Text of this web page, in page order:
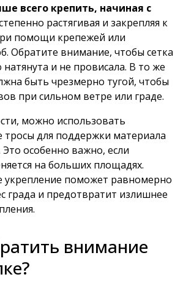
всего крепить, начиная с
растягивая и закрепляя к
помощи крепежей или
Обратите внимание, чтобы сетка
и не провисала. В то же
быть чрезмерно тугой, чтобы
при сильном ветре или граде.
можно использовать
для поддержки материала
особенно важно, если
на больших площадях.
укрепление поможет равномерно
града и предотвратит излишнее
внимание